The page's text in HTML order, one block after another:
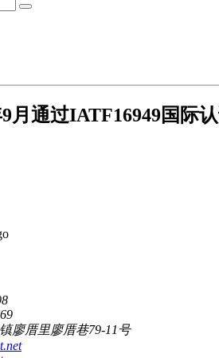
月通过IATF16949国际
廖厝里廖厝巷79-11号